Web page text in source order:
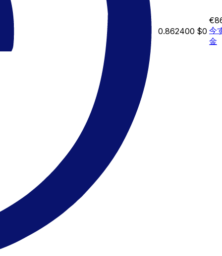
0.862400 $0 今
金